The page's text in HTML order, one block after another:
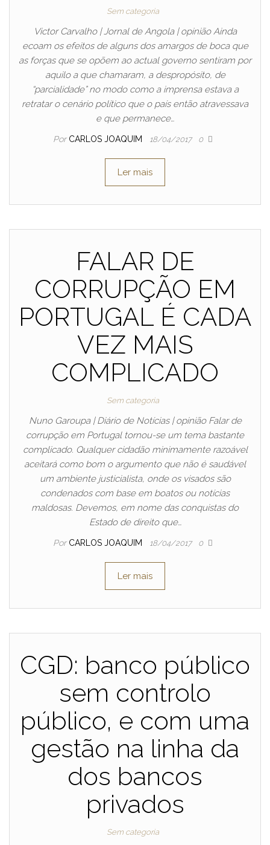
Sem categoria
Victor Carvalho | Jornal de Angola | opinião Ainda
ecoam os efeitos de alguns dos amargos de boca que
as forças que se opõem ao actual governo sentiram por
aquilo a que chamaram, a despropósito, de
“parcialidade” no modo como a imprensa estava a
retratar o cenário político que o país então atravessava
e que permanece…
Por CARLOS JOAQUIM 18/04/2017 0
Ler mais
FALAR DE
CORRUPÇÃO EM
PORTUGAL É CADA
VEZ MAIS
COMPLICADO
Sem categoria
Nuno Garoupa | Diário de Notícias | opinião Falar de
corrupção em Portugal tornou-se um tema bastante
complicado. Qualquer cidadão minimamente razoável
aceitará como bom o argumento que não é saudável
um ambiente justicialista, onde os visados são
condenados com base em boatos ou notícias
maldosas. Devemos, em nome das conquistas do
Estado de direito que…
Por CARLOS JOAQUIM 18/04/2017 0
Ler mais
CGD: banco público
sem controlo
público, e com uma
gestão na linha da
dos bancos
privados
Sem categoria